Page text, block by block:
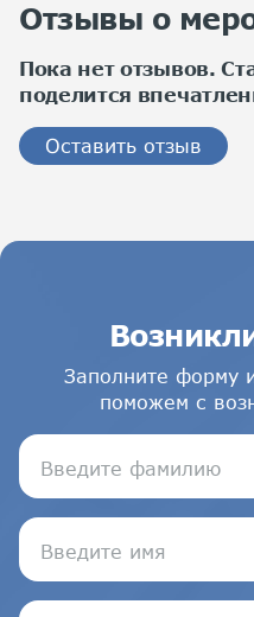
Отзывы о
Пока нет отзывов.
поделится
Оставить отзыв
Заполните форму
поможем с